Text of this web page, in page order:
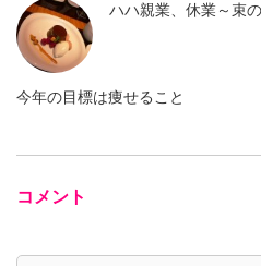
ハハ親業、休業～束
今年の目標は痩せること
コメント